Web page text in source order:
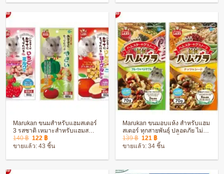
95 ฿
Marukan ขนมสำหรับแฮมสเตอร์
3 รสชาติ เหมาะสำหรับแฮมส
เตอร์ทุกสายพันธุ์
140฿ Original
price
was:
122 ฿Current
price
is:
ขายแล้ว: 43 ชิ้น
Marukan ขนมอบแห้ง สำหรับแฮม
สเตอร์ ทุกสายพันธุ์ ปลอดภัย ไม่
เป็นอันตรายต่อสัตว์เลี้ยง
139฿ Original
price
was:
121 ฿Current
price
is:
ขายแล้ว: 34 ชิ้น